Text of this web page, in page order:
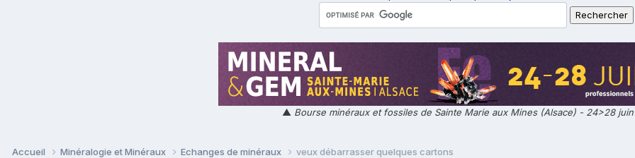
▲ Bourse minéraux et fossiles de Sainte Marie aux Mines (Alsace) - 24>28
Accueil Minéralogie et Minéraux Echanges de minéraux veux débarrasser quelques cartons